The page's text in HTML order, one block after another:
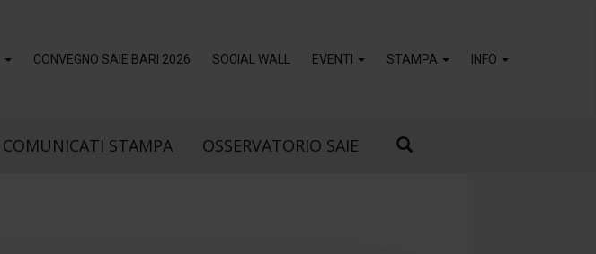
CONVEGNO SAIE BARI 2026 SOCIAL WALL EVENTI STAMPA INFO
COMUNICATI STAMPA OSSERVATORIO SAIE